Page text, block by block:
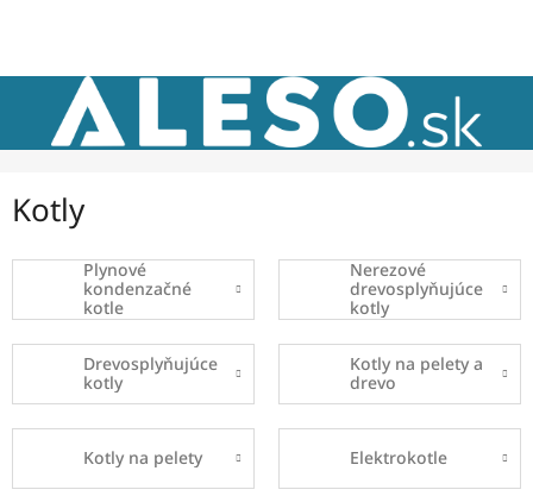
Kotly
Plynové
kondenzačné
kotle
Nerezové
drevosplyňujúce
kotly
Drevosplyňujúce
kotly
Kotly na pelety a
drevo
Kotly na pelety Elektrokotle